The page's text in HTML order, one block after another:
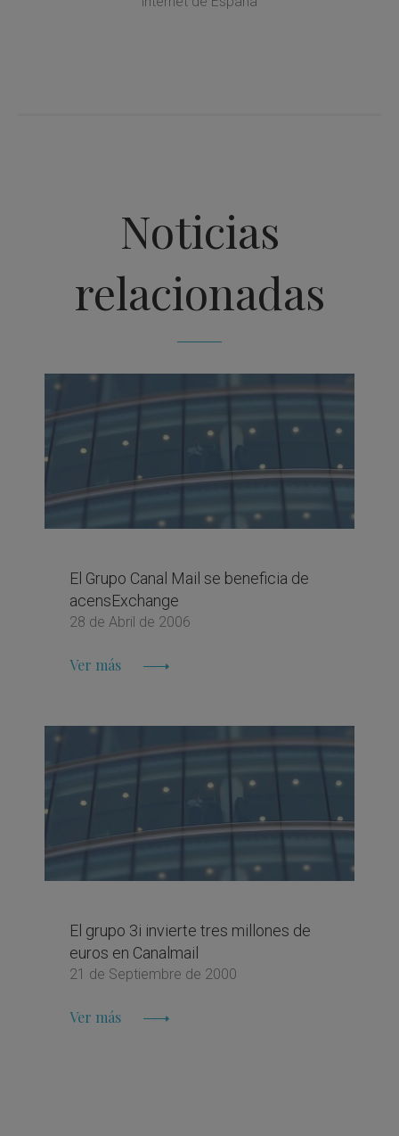
Noticias
relacionadas
El Grupo Canal Mail se beneficia de
acensExchange
28 de Abril de 2006
Ver más
El grupo 3i invierte tres millones de
euros en Canalmail
21 de Septiembre de 2000
Ver más